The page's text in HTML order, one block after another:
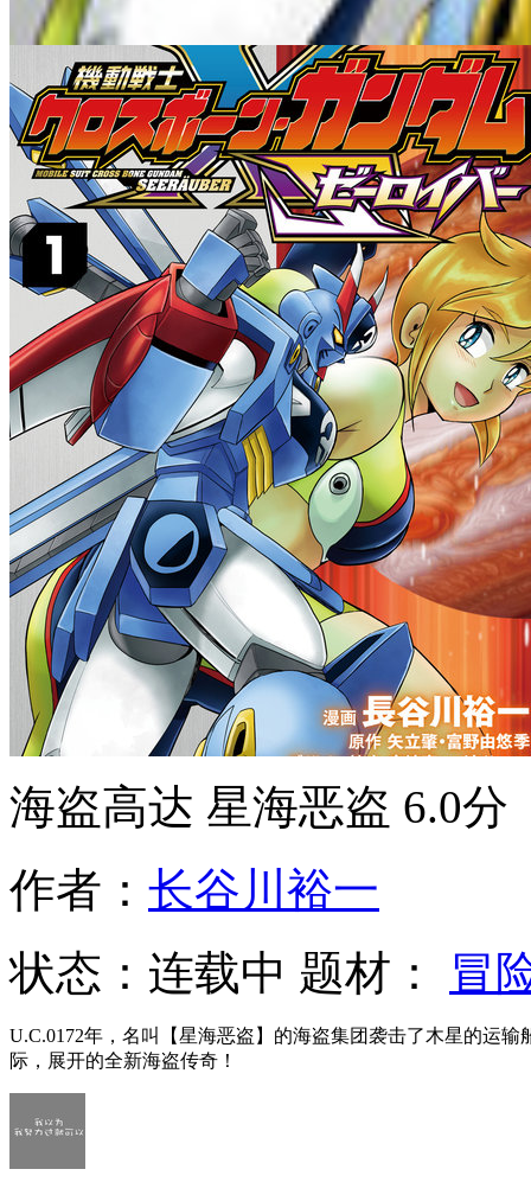
海盗高达 星海恶盗 6.0分
作者： 长谷川裕一
状态： 连载中 题材： 冒
U.C.0172年，名叫【星海恶盗】的海盗集团袭击了木星的运
际，展开的全新海盗传奇！